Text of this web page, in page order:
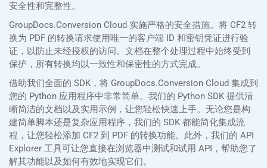
安全性和完整性。
GroupDocs.Conversion Cloud 实施严格的安全措施。将 CF2 转
换为 PDF 的转换请求使用唯一的客户端 ID 和密钥凭证进行验
证，以防止未经授权的访问。文档在整个处理过程中始终受到
保护，所有转换均以一致性和保密性的方式完成。
借助我们全面的 SDK，将 GroupDocs.Conversion Cloud 集成到
您的 Python 应用程序中非常简单。我们的 Python SDK 提供清
晰简洁的文档以及实用示例，让您轻松快速上手。无论您是构
建简单脚本还是复杂应用程序，我们的 SDK 都能简化集成流
程，让您轻松添加 CF2 到 PDF 的转换功能。此外，我们的 API
Explorer 工具可让您直接在浏览器中测试和试用 API，帮助您了
解其功能以及如何有效地实现它们。